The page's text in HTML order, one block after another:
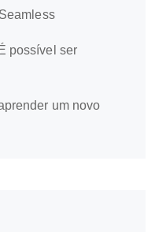
possível ser
um novo